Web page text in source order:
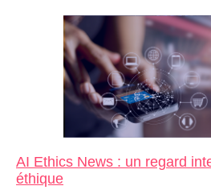
AI Ethics News : un regard
éthique